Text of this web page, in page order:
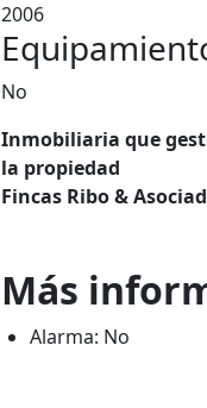
2006
No
Inmobiliaria que
la propiedad
Fincas Ribo &
Más
Alarma: No